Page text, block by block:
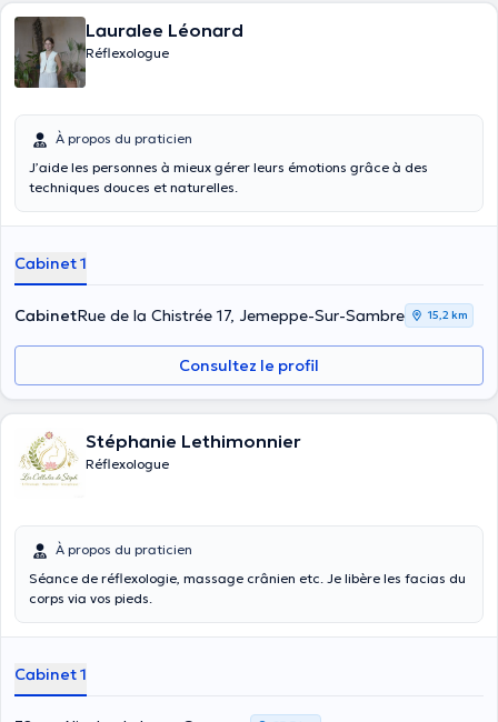
Lauralee Léonard
Réflexologue
À propos du praticien
J’aide les personnes à mieux gérer leurs émotions grâce à des
techniques douces et naturelles.
Cabinet 1
CabinetRue de la Chistrée 17, Jemeppe-Sur-Sambre 15,2 km
Consultez le profil
Stéphanie Lethimonnier
Réflexologue
À propos du praticien
Séance de réflexologie, massage crânien etc. Je libère les facias du
corps via vos pieds.
Cabinet 1